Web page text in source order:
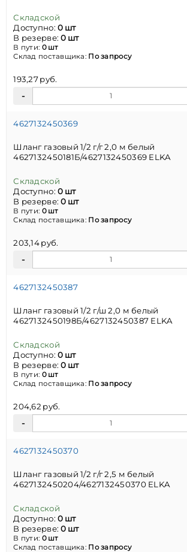
Складской
Доступно:0 шт
В резерве:0 шт
В пути: 0 шт
Склад поставщика: По запросу
193,27 руб.
4627132450369
Шланг газовый 1/2 г/г 2,0 м белый
4627132450181Б/4627132450369 ELKA
Складской
Доступно:0 шт
В резерве:0 шт
В пути: 0 шт
Склад поставщика: По запросу
203,14 руб.
4627132450387
Шланг газовый 1/2 г/ш 2,0 м белый
4627132450198Б/4627132450387 ELKA
Складской
Доступно:0 шт
В резерве:0 шт
В пути: 0 шт
Склад поставщика: По запросу
204,62 руб.
4627132450370
Шланг газовый 1/2 г/г 2,5 м белый
4627132450204/4627132450370 ELKA
Складской
Доступно:0 шт
В резерве:0 шт
В пути: 0 шт
Склад поставщика: По запросу